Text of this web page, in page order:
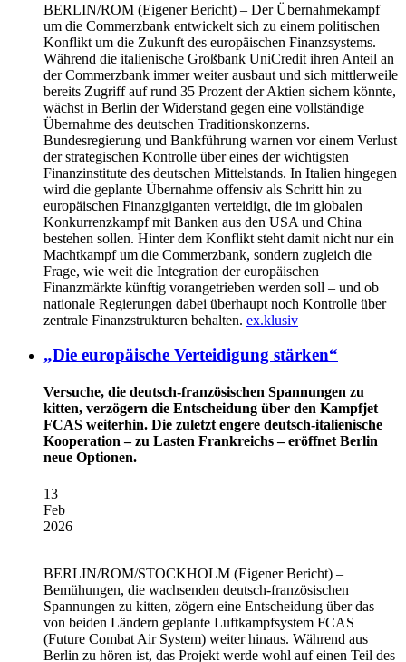
BERLIN/ROM (Eigener Bericht) – Der Übernahmekampf
um die Commerzbank entwickelt sich zu einem politischen
Konflikt um die Zukunft des europäischen Finanzsystems.
Während die italienische Großbank UniCredit ihren Anteil an
der Commerzbank immer weiter ausbaut und sich mittlerweile
bereits Zugriff auf rund 35 Prozent der Aktien sichern könnte,
wächst in Berlin der Widerstand gegen eine vollständige
Übernahme des deutschen Traditionskonzerns.
Bundesregierung und Bankführung warnen vor einem Verlust
der strategischen Kontrolle über eines der wichtigsten
Finanzinstitute des deutschen Mittelstands. In Italien hingegen
wird die geplante Übernahme offensiv als Schritt hin zu
europäischen Finanzgiganten verteidigt, die im globalen
Konkurrenzkampf mit Banken aus den USA und China
bestehen sollen. Hinter dem Konflikt steht damit nicht nur ein
Machtkampf um die Commerzbank, sondern zugleich die
Frage, wie weit die Integration der europäischen
Finanzmärkte künftig vorangetrieben werden soll – und ob
nationale Regierungen dabei überhaupt noch Kontrolle über
zentrale Finanzstrukturen behalten. ex.klusiv
„Die europäische Verteidigung stärken“
Versuche, die deutsch-französischen Spannungen zu
kitten, verzögern die Entscheidung über den Kampfjet
FCAS weiterhin. Die zuletzt engere deutsch-italienische
Kooperation – zu Lasten Frankreichs – eröffnet Berlin
neue Optionen.
13
Feb
2026
BERLIN/ROM/STOCKHOLM (Eigener Bericht) –
Bemühungen, die wachsenden deutsch-französischen
Spannungen zu kitten, zögern eine Entscheidung über das
von beiden Ländern geplante Luftkampfsystem FCAS
(Future Combat Air System) weiter hinaus. Während aus
Berlin zu hören ist, das Projekt werde wohl auf einen Teil des